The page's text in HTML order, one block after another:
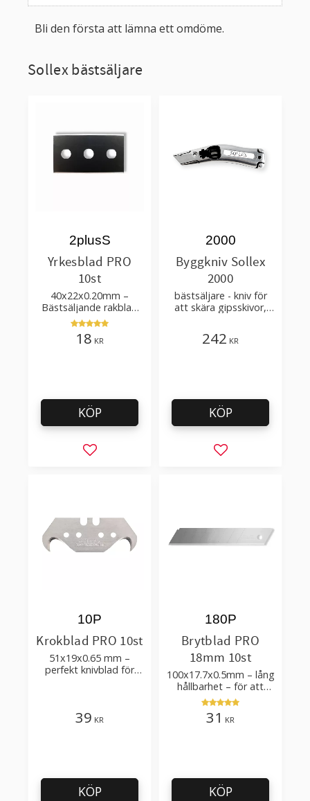
Bli den första att lämna ett omdöme.
Sollex bästsäljare
Yrkesblad PRO
10st
40x22x0.20mm –
Bästsäljande rakblad
för att skära tapet, tyg,
filt, hobby bruk
2plusS
18 KR
Lägg till i favoriter
KÖP
Byggkniv Sollex
2000
bästsäljare - kniv för
att skära gipsskivor,
2000
242 KR
Lägg till i
KÖP
Krokblad PRO 10st
51x19x0.65 mm –
perfekt knivblad för
10P
39 KR
KÖP
Brytblad PRO
18mm 10st
100x17.7x0.5mm – lång
hållbarhet – för att
skära kartong, tapet
och golvmaterial
180P
31 KR
KÖP